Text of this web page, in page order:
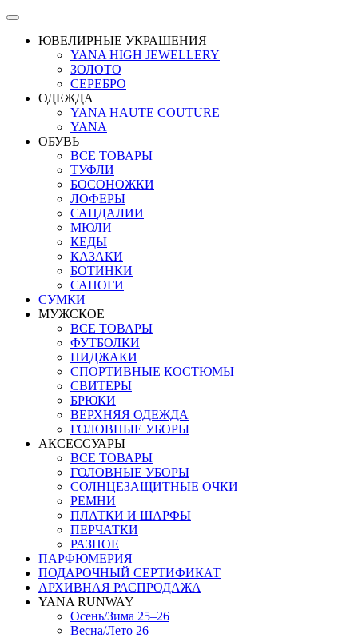
ЮВЕЛИРНЫЕ УКРАШЕНИЯ
YANA HIGH JEWELLERY
ЗОЛОТО
СЕРЕБРО
ОДЕЖДА
YANA HAUTE COUTURE
YANA
ОБУВЬ
ВСЕ ТОВАРЫ
ТУФЛИ
БОСОНОЖКИ
ЛОФЕРЫ
САНДАЛИИ
МЮЛИ
КЕДЫ
КАЗАКИ
БОТИНКИ
САПОГИ
СУМКИ
МУЖСКОЕ
ВСЕ ТОВАРЫ
ФУТБОЛКИ
ПИДЖАКИ
СПОРТИВНЫЕ КОСТЮМЫ
СВИТЕРЫ
БРЮКИ
ВЕРХНЯЯ ОДЕЖДА
ГОЛОВНЫЕ УБОРЫ
АКСЕССУАРЫ
ВСЕ ТОВАРЫ
ГОЛОВНЫЕ УБОРЫ
СОЛНЦЕЗАЩИТНЫЕ ОЧКИ
РЕМНИ
ПЛАТКИ И ШАРФЫ
ПЕРЧАТКИ
РАЗНОЕ
ПАРФЮМЕРИЯ
ПОДАРОЧНЫЙ СЕРТИФИКАТ
АРХИВНАЯ РАСПРОДАЖА
YANA RUNWAY
Осень/Зима 25–26
Весна/Лето 26